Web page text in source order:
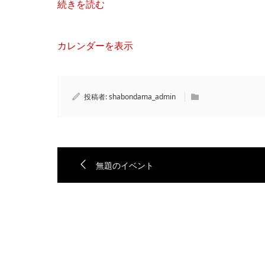
続きを読む
カレンダーを表示
投稿者:shabondama_admin
無題のイベント